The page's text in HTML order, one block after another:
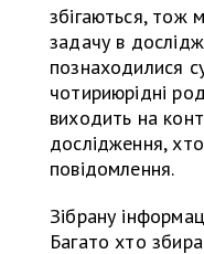
збігаються, тож
задачу в
познаходилися
чотириюрідні
виходить на
дослідження,
повідомлення.
Зібрану
Багато хто